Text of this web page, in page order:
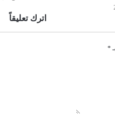
اترك تعليقاً
*